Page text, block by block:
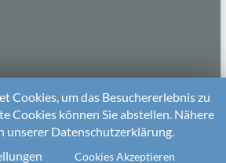
von:WordPress. Theme: Spacious von
ThemeGrill
Cookies, um das Besuchererlebnis zu
Cookies können Sie abstellen. Nähere
unserer Datenschutzerklärung.
Cookies Akzeptieren